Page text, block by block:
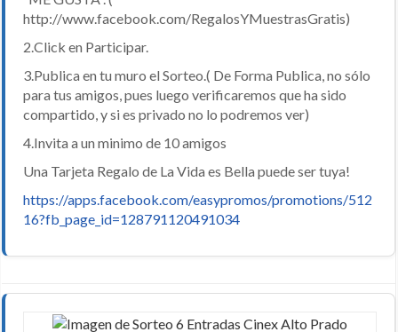
http://www.facebook.com/RegalosYMuestrasGratis)
2.Click en Participar.
3.Publica en tu muro el Sorteo.( De Forma Publica, no sólo
para tus amigos, pues luego verificaremos que ha sido
compartido, y si es privado no lo podremos ver)
4.Invita a un minimo de 10 amigos
Una Tarjeta Regalo de La Vida es Bella puede ser tuya!
https://apps.facebook.com/easypromos/promotions/512
16?fb_page_id=128791120491034